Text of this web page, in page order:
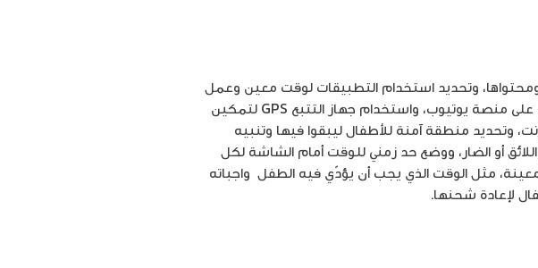
وتحديد استخدام التطبيقات لوقت معين وعمل
قائمة تضم التطبيقات التي يحتاج الطفل إلى إذن والديه كي يفتحها، والبحث الآمن على منصة يوتيوب، واستخدام جهاز التتبع GPS لتمكين
وتحديد منطقة آمنة للأطفال ليبقوا فيها وتنبيه
اللائق أو الضار، ووضع حد زمني للوقت أمام الشاشة لكل
مثل الوقت الذي يجب أن يؤدّي فيه الطفل واجباته
لإعادة شحنها.